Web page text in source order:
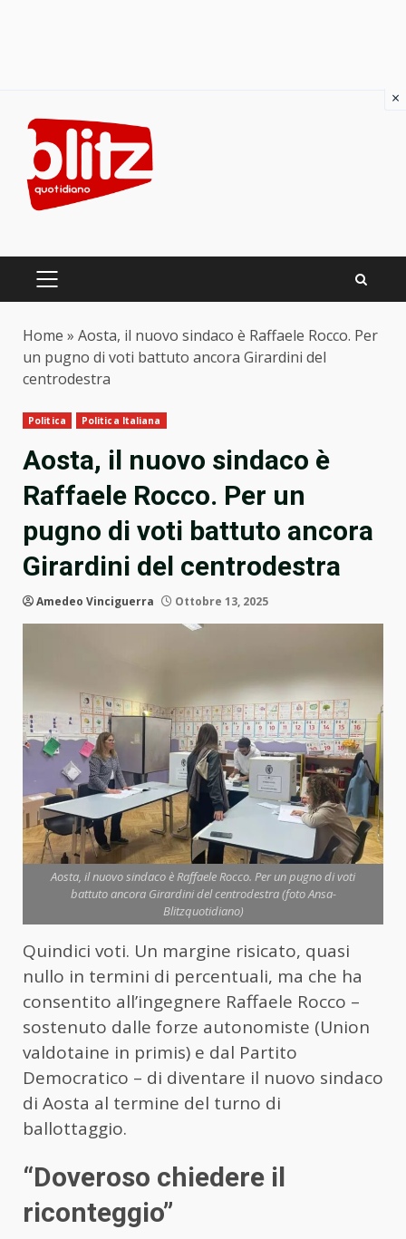
content
PRIMARY
Home » Aosta, il nuovo sindaco è Raffaele Rocco. Per
un pugno di voti battuto ancora Girardini del
centrodestra
Politica Politica Italiana
Aosta, il nuovo sindaco è
Raffaele Rocco. Per un
pugno di voti battuto ancora
Girardini del centrodestra
Amedeo Vinciguerra Ottobre 13, 2025
Aosta, il nuovo sindaco è Raffaele Rocco. Per un pugno di voti
battuto ancora Girardini del centrodestra (foto Ansa-
Blitzquotidiano)
Quindici voti. Un margine risicato, quasi
nullo in termini di percentuali, ma che ha
consentito all’ingegnere Raffaele Rocco –
sostenuto dalle forze autonomiste (Union
valdotaine in primis) e dal Partito
Democratico – di diventare il nuovo sindaco
di Aosta al termine del turno di
ballottaggio.
“Doveroso chiedere il
riconteggio”
×